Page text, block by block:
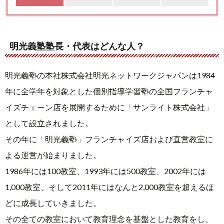
週一回 ¥13,000 ¥14,000
週三回 ¥34,000 ¥37,000
週一回 90分 ¥10,000 ¥11,000
週二回 90分 ¥19,000 ¥20,000 ¥22,000
週二回 45分 ¥12,000 ¥12,000 ¥12,000
週三回 45分 ¥18,000
明光義塾塾長・代表はどんな人？
明光義塾の本社株式会社明光ネットワークジャパンは1984
年に全学年を対象とした個別指導学習塾の全国フランチャ
イズチェーン店を展開するために「サンライト株式会社」
として設立されました。
その年に「明光義塾」フランチャイズ店および直営教室に
よる運営が始まりました。
1986年には100教室、1993年には500教室、2002年には
1,000教室、そして2011年にはなんと2,000教室を超えるほ
どに成長していきました。
その全ての教室において教育理念を基盤とした教育をし、